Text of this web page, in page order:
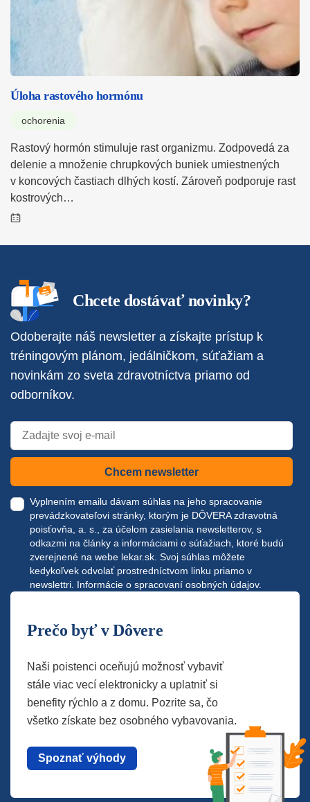
Úloha rastového hormónu
ochorenia
Rastový hormón stimuluje rast organizmu. Zodpovedá za
delenie a množenie chrupkových buniek umiestnených
v koncových častiach dlhých kostí. Zároveň podporuje rast
kostrových…
Chcete dostávať novinky?
Odoberajte náš newsletter a získajte prístup k
tréningovým plánom, jedálničkom, súťažiam a
novinkám zo sveta zdravotníctva priamo od
odborníkov.
Chcem newsletter
Vyplnením emailu dávam súhlas na jeho spracovanie
prevádzkovateľovi stránky, ktorým je DÔVERA zdravotná
poisťovňa, a. s., za účelom zasielania newsletterov, s
odkazmi na články a informáciami o súťažiach, ktoré budú
zverejnené na webe lekar.sk. Svoj súhlas môžete
kedykoľvek odvolať prostredníctvom linku priamo v
newslettri. Informácie o spracovaní osobných údajov.
Prečo byť v Dôvere
Naši poistenci oceňujú možnosť vybaviť
stále viac vecí elektronicky a uplatniť si
benefity rýchlo a z domu. Pozrite sa, čo
všetko získate bez osobného vybavovania.
Spoznať výhody